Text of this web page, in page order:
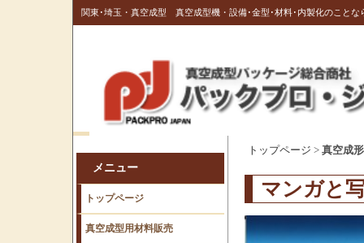
関東･埼玉・真空成型 真空成型機・設備･金型･材料･内製化のことな
メニュー
トップページ
真空成型用材料販売
トップページ > 真空成
マンガと